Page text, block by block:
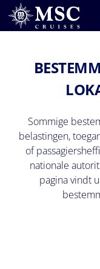
Sommige
belastingen,
of
nationale
pagina vindt